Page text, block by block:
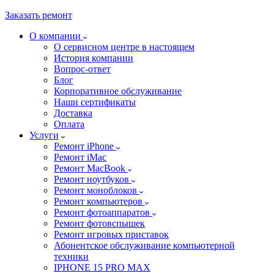
Заказать ремонт
О компании
О сервисном центре в настоящем
История компании
Вопрос-ответ
Блог
Корпоративное обслуживание
Наши сертификаты
Доставка
Оплата
Услуги
Ремонт iPhone
Ремонт iMac
Ремонт MacBook
Ремонт ноутбуков
Ремонт моноблоков
Ремонт компьютеров
Ремонт фотоаппаратов
Ремонт фотовспышек
Ремонт игровых приставок
Абонентское обслуживание компьютерной
техники
IPHONE 15 PRO MAX